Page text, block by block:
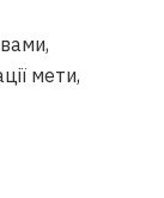
мети,